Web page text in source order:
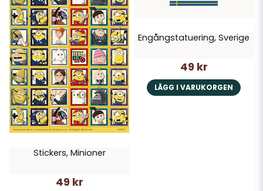
Stickers, Minioner
49 kr
Engångstatuering, Sverige
49 kr
LÄGG I VARUKORGEN